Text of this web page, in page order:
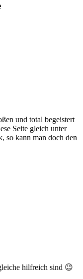
und total begeistert
Seite gleich unter
so kann man doch den
hilfreich sind 😉